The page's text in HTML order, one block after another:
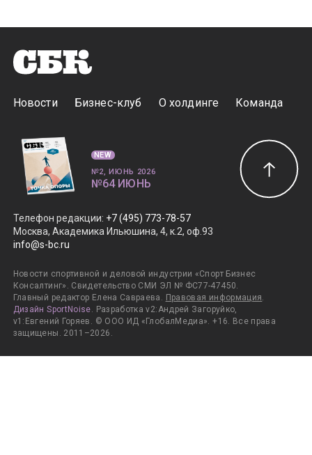
Новости Бизнес-клуб О холдинге Команда
Телефон редакции: +7 (495) 773-78-57
Москва, Академика Ильюшина, 4, к.2, оф.93
info@s-bc.ru
Новости спортивной и деловой индустрии «Спорт Бизнес
Консалтинг». Свидетельство СМИ ЭЛ № ФС77-47450.
Главный редактор Елена Савраева. Правовая информация.
Дизайн SportNoise. Разработка v2:Андрей Загоруйко,
v1:Евгений Горяев. © ООО ИД «ГлобалМедиа». +16. Все права
защищены. 2011–2026.
NEW
№2, ИЮНЬ 2026
№64 ИЮНЬ